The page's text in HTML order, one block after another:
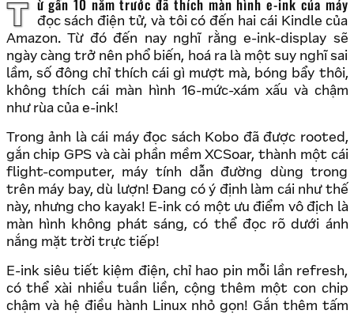
Từ gần 10 năm trước đã thích màn hình e-ink của máy
đọc sách điện tử, và tôi có đến hai cái Kindle của
Amazon. Từ đó đến nay nghĩ rằng e-ink-display sẽ
ngày càng trở nên phổ biến, hoá ra là một suy nghĩ sai
lầm, số đông chỉ thích cái gì mượt mà, bóng bẩy thôi,
không thích cái màn hình 16-mức-xám xấu và chậm
như rùa của e-ink!
Trong ảnh là cái máy đọc sách Kobo đã được rooted,
gắn chip GPS và cài phần mềm XCSoar, thành một cái
flight-computer, máy tính dẫn đường dùng trong
trên máy bay, dù lượn! Đang có ý định làm cái như thế
này, nhưng cho kayak! E-ink có một ưu điểm vô địch là
màn hình không phát sáng, có thể đọc rõ dưới ánh
nắng mặt trời trực tiếp!
E-ink siêu tiết kiệm điện, chỉ hao pin mỗi lần refresh,
có thể xài nhiều tuần liền, cộng thêm một con chip
chậm và hệ điều hành Linux nhỏ gọn! Gắn thêm tấm